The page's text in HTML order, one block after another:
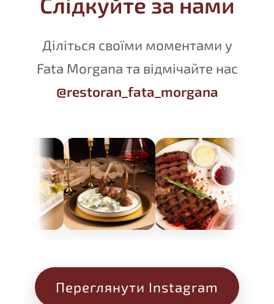
Діліться своїми моментами у
Fata Morgana та відмічайте нас
@restoran_fata_morgana
Переглянути Instagram